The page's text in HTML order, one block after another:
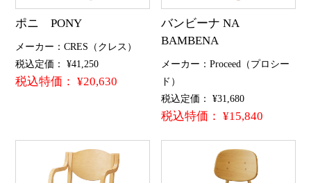
ポニ PONY
メーカー：CRES（クレス）
税込定価： ¥41,250
税込特価： ¥20,630
バンビーナ NA
BAMBENA
メーカー：Proceed（プロシー
ド）
税込定価： ¥31,680
税込特価： ¥15,840